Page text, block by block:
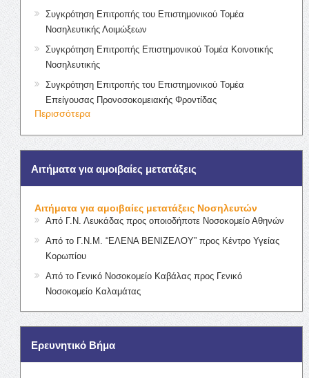
Συγκρότηση Επιτροπής του Επιστημονικού Τομέα
Νοσηλευτικής Λοιμώξεων
Συγκρότηση Επιτροπής Επιστημονικού Τομέα Κοινοτικής
Νοσηλευτικής
Συγκρότηση Επιτροπής του Επιστημονικού Τομέα
Επείγουσας Προνοσοκομειακής Φροντίδας
Περισσότερα
Αιτήματα για αμοιβαίες μετατάξεις
Αιτήματα για αμοιβαίες μετατάξεις Νοσηλευτών
Από Γ.Ν. Λευκάδας προς οποιοδήποτε Νοσοκομείο Αθηνών
Από το Γ.Ν.Μ. “ΕΛΕΝΑ ΒΕΝΙΖΕΛΟΥ” προς Κέντρο Υγείας
Κορωπίου
Από το Γενικό Νοσοκομείο Καβάλας προς Γενικό
Νοσοκομείο Καλαμάτας
Ερευνητικό Βήμα